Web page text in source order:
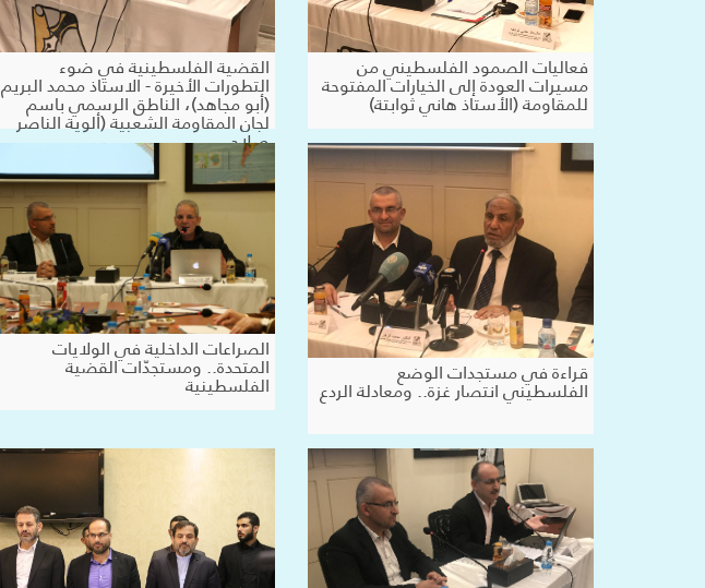
فعاليات الصمود الفلسطيني من
مسيرات العودة إلى الخيارات المفتوحة
للمقاومة (الأستاذ هاني ثوابتة)
القضية الفلسطينية في ضوء
التطورات الأخيرة - الاستاذ محمد البريم
(أبو مجاهد)، الناطق الرسمي باسم
لجان المقاومة الشعبية (ألوية الناصر
صلاح
قراءة في مستجدات الوضع
الفلسطيني انتصار غزة.. ومعادلة الردع
الصراعات الداخلية في الولايات
المتحدة.. ومستجدّات القضية
الفلسطينية